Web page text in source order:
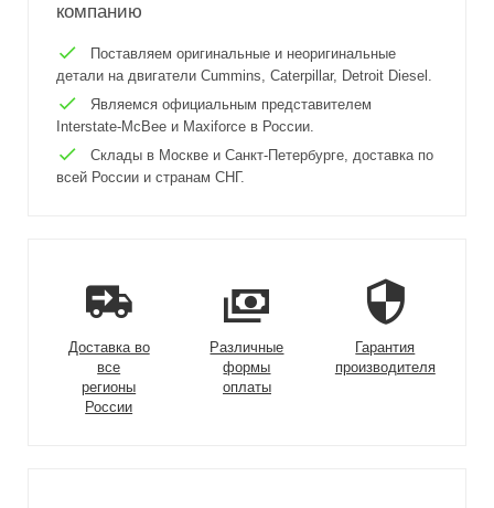
компанию
Поставляем оригинальные и неоригинальные
детали на двигатели Cummins, Caterpillar, Detroit Diesel.
Являемся официальным представителем
Interstate-McBee и Maxiforce в России.
Склады в Москве и Санкт-Петербурге, доставка по
всей России и странам СНГ.
Доставка во
все
регионы
России
Различные
формы
оплаты
Гарантия
производителя